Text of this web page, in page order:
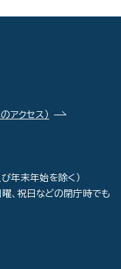
のアクセス）
年末年始を除く）
、祝日などの閉庁時でも